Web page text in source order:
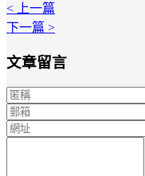
< 上一篇
下一篇 >
文章留言